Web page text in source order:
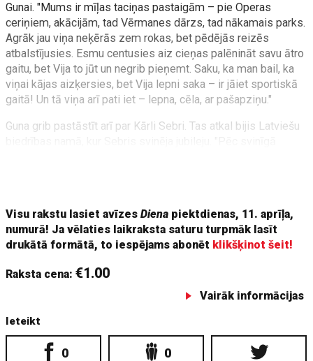
Gunai. "Mums ir mīļas taciņas pastaigām – pie Operas
ceriņiem, akācijām, tad Vērmanes dārzs, tad nākamais parks.
Agrāk jau viņa neķērās zem rokas, bet pēdējās reizēs
atbalstījusies. Esmu centusies aiz cieņas palēnināt savu ātro
gaitu, bet Vija to jūt un negrib pieņemt. Saku, ka man bail, ka
viņai kājas aizķersies, bet Vija lepni saka – ir jāiet sportiskā
gaitā! Un tā viņa arī pati iet – lepna, cēla, ar pašapziņu."
Guna grib pastāstīt arī par Kārli Sebri. Tas atkal bijis Latviešu
Visu rakstu lasiet avīzesDiena piektdienas, 11. aprīļa,
numurā! Ja vēlaties laikraksta saturu turpmāk lasīt
drukātā formātā, to iespējams abonēt klikšķinot šeit!
Raksta cena:€1.00
Vairāk informācijas
Ieteikt
0 0